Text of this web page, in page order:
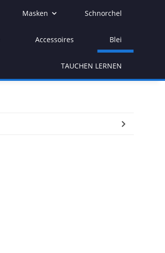
Masken Schnorchel
Accessoires Blei
TAUCHEN LERNEN